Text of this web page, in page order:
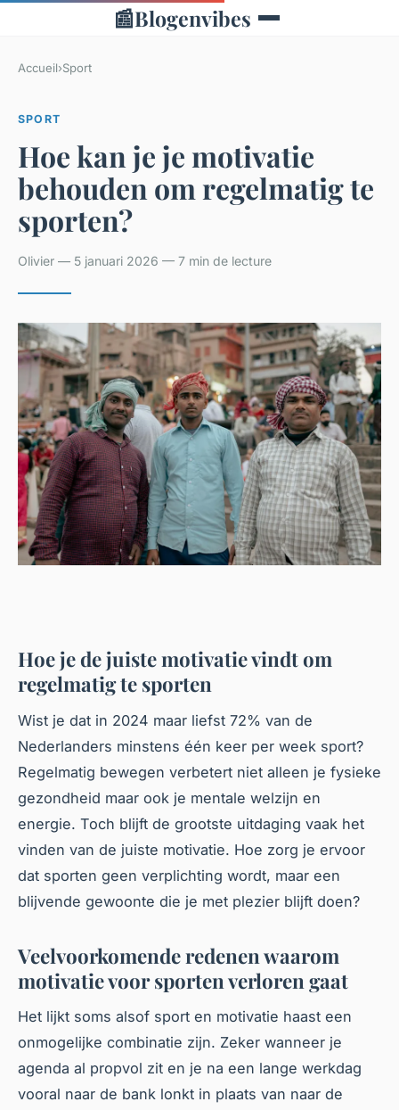
📰Blogenvibes
Accueil›Sport
SPORT
Hoe kan je je motivatie
behouden om regelmatig te
sporten?
Olivier — 5 januari 2026 — 7 min de lecture
Hoe je de juiste motivatie vindt om
regelmatig te sporten
Wist je dat in 2024 maar liefst 72% van de
Nederlanders minstens één keer per week sport?
Regelmatig bewegen verbetert niet alleen je fysieke
gezondheid maar ook je mentale welzijn en
energie. Toch blijft de grootste uitdaging vaak het
vinden van de juiste motivatie. Hoe zorg je ervoor
dat sporten geen verplichting wordt, maar een
blijvende gewoonte die je met plezier blijft doen?
Veelvoorkomende redenen waarom
motivatie voor sporten verloren gaat
Het lijkt soms alsof sport en motivatie haast een
onmogelijke combinatie zijn. Zeker wanneer je
agenda al propvol zit en je na een lange werkdag
vooral naar de bank lonkt in plaats van naar de